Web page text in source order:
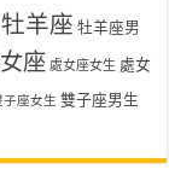
牡羊座 牡羊座男
座 處女座女生 處女
子座女生 雙子座男生